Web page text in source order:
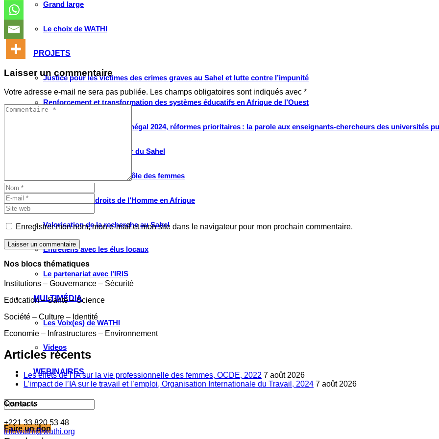
Grand large
Le choix de WATHI
PROJETS
Justice pour les victimes des crimes graves au Sahel et lutte contre l’impunité
Renforcement et transformation des systèmes éducatifs en Afrique de l’Ouest
Élection présidentielle Sénégal 2024, réformes prioritaires : la parole aux enseignants-chercheurs des universités
Conversations sur l’avenir du Sahel
Débats citoyens place et rôle des femmes
Protection des droits de l’Homme en Afrique
Valorisation de la recherche au Sahel
Entretiens avec les élus locaux
Le partenariat avec l’IRIS
MULTIMÉDIA
Les Voix(es) de WATHI
Videos
WEBINAIRES
Faire un don
Laisser un commentaire
Votre adresse e-mail ne sera pas publiée. Les champs obligatoires sont indiqués avec *
Enregistrer mon nom, mon e-mail et mon site dans le navigateur pour mon prochain commentaire.
Laisser un commentaire
Nos blocs thématiques
Institutions – Gouvernance – Sécurité
Education – Santé – Science
Société – Culture – Identité
Economie – Infrastructures – Environnement
Articles récents
Les effets de l’IA sur la vie professionnelle des femmes, OCDE, 2022 7 août 2026
L’impact de l’IA sur le travail et l’emploi, Organisation Internationale du Travail, 2024 7 août 2026
Contacts
+221 33 820 53 48
infowathi@wathi.org